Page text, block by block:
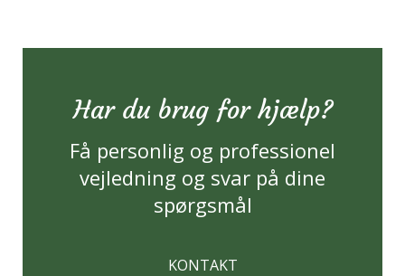
Har du brug for hjælp?
Få personlig og professionel
vejledning og svar på dine
spørgsmål
KONTAKT